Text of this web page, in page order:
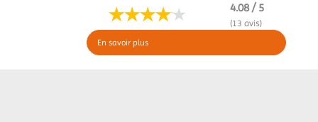
4.08 / 5
(13 avis)
En savoir plus